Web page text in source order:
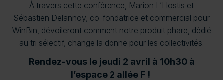
À travers cette conférence, Marion L’Hostis et
Sébastien Delannoy, co-fondatrice et commercial pour
WinBin, dévoileront comment notre produit phare, dédié
au tri sélectif, change la donne pour les collectivités.
Rendez-vous le jeudi 2 avril à 10h30 à
l’espace 2 allée F !